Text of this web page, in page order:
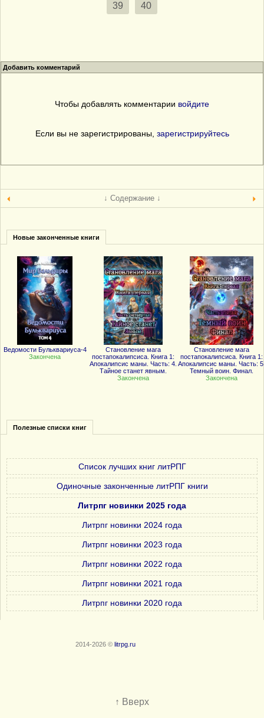
39 40
Добавить комментарий
Чтобы добавлять комментарии войдите
Если вы не зарегистрированы, зарегистрируйтесь
↓ Содержание ↓
Новые законченные книги
Ведомости Бульквариуса-4
Закончена
Становление мага
постапокалипсиса. Книга 1:
Апокалипсис маны. Часть: 4.
Тайное станет явным.
Закончена
Становление мага
постапокалипсиса. Книга 1:
Апокалипсис маны. Часть:
Темный воин. Финал.
Закончена
Полезные списки книг
Список лучших книг литРПГ
Одиночные законченные литРПГ книги
Литрпг новинки 2025 года
Литрпг новинки 2024 года
Литрпг новинки 2023 года
Литрпг новинки 2022 года
Литрпг новинки 2021 года
Литрпг новинки 2020 года
2014-2026 © litrpg.ru
↑ Вверх